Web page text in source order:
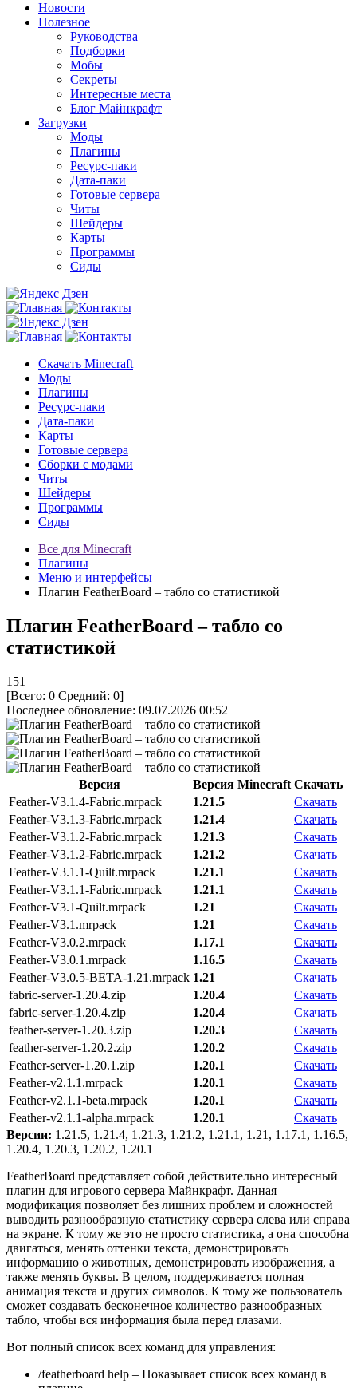
Новости
Полезное
Руководства
Подборки
Мобы
Секреты
Интересные места
Блог Майнкрафт
Загрузки
Моды
Плагины
Ресурс-паки
Дата-паки
Готовые сервера
Читы
Шейдеры
Карты
Программы
Сиды
Скачать Minecraft
Моды
Плагины
Ресурс-паки
Дата-паки
Карты
Готовые сервера
Сборки с модами
Читы
Шейдеры
Программы
Сиды
Все для Minecraft
Плагины
Меню и интерфейсы
Плагин FeatherBoard – табло со статистикой
Плагин FeatherBoard – табло со
статистикой
151
[Всего: 0 Средний: 0]
Последнее обновление: 09.07.2026 00:52
Версия Версия Minecraft Скачать
Feather-V3.1.4-Fabric.mrpack
1.21.5
Скачать
Feather-V3.1.3-Fabric.mrpack
1.21.4
Скачать
Feather-V3.1.2-Fabric.mrpack
1.21.3
Скачать
Feather-V3.1.2-Fabric.mrpack
1.21.2
Скачать
Feather-V3.1.1-Quilt.mrpack
1.21.1
Скачать
Feather-V3.1.1-Fabric.mrpack
1.21.1
Скачать
Feather-V3.1-Quilt.mrpack
1.21
Скачать
Feather-V3.1.mrpack
1.21
Скачать
Feather-V3.0.2.mrpack
1.17.1
Скачать
Feather-V3.0.1.mrpack
1.16.5
Скачать
Feather-V3.0.5-BETA-1.21.mrpack 1.21
Скачать
fabric-server-1.20.4.zip
1.20.4
Скачать
fabric-server-1.20.4.zip
1.20.4
Скачать
feather-server-1.20.3.zip
1.20.3
Скачать
feather-server-1.20.2.zip
1.20.2
Скачать
Feather-server-1.20.1.zip
1.20.1
Скачать
Feather-v2.1.1.mrpack
1.20.1
Скачать
Feather-v2.1.1-beta.mrpack
1.20.1
Скачать
Feather-v2.1.1-alpha.mrpack
1.20.1
Скачать
Версии: 1.21.5, 1.21.4, 1.21.3, 1.21.2, 1.21.1, 1.21, 1.17.1, 1.16.5,
1.20.4, 1.20.3, 1.20.2, 1.20.1
FeatherBoard представляет собой действительно интересный
плагин для игрового сервера Майнкрафт. Данная
модификация позволяет без лишних проблем и сложностей
выводить разнообразную статистику сервера слева или справа
на экране. К тому же это не просто статистика, а она способна
двигаться, менять оттенки текста, демонстрировать
информацию о животных, демонстрировать изображения, а
также менять буквы. В целом, поддерживается полная
анимация текста и других символов. К тому же пользователь
сможет создавать бесконечное количество разнообразных
табло, чтобы вся информация была перед глазами.
Вот полный список всех команд для управления:
/featherboard help – Показывает список всех команд в